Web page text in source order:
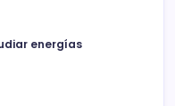
energías